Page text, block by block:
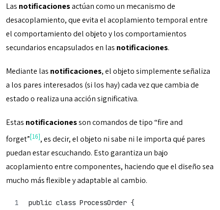
Las notificacionesactúan como un mecanismo de
desacoplamiento, que evita el acoplamiento temporal entre
el comportamiento del objeto y los comportamientos
secundarios encapsulados en las notificaciones.
Mediante las notificaciones, el objeto simplemente señaliza
a los pares interesados (si los hay) cada vez que cambia de
estado o realiza una acción significativa.
Estas notificacionesson comandos de tipo “fire and
forget”[16], es decir, el objeto ni sabe ni le importa qué pares
puedan estar escuchando. Esto garantiza un bajo
acoplamiento entre componentes, haciendo que el diseño sea
mucho más flexible y adaptable al cambio.
public class ProcessOrder {